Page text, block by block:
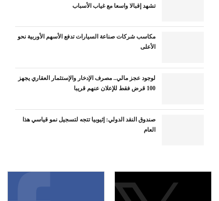
تشهد إقبالا واسعا مع غياب الأسباب
مكاسب شركات صناعة السيارات تدفع الأسهم الأوربية نحو
الأعلى
لوجود عجز مالي.. مصرف الإدخار والإستثمار العقاري يجهز
100 قرض فقط للإعلان عنهم قريبا
صندوق النقد الدولي: إثيوبيا تتجه لتسجيل نمو قياسي هذا
العام